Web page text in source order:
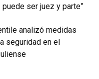
ser juez y parte”
analizó medidas
seguridad en el